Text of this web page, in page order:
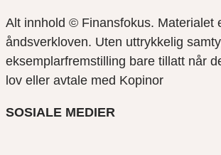
Alt innhold © Finansfokus. Materialet
åndsverkloven. Uten uttrykkelig
eksemplarfremstilling bare tillatt når
lov eller avtale med Kopinor
SOSIALE MEDIER